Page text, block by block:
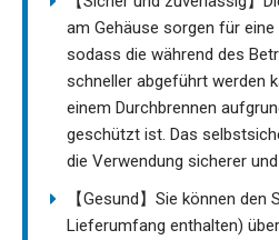
am Gehäuse sorgen für
sodass die während des
schneller abgeführt werden
einem Durchbrennen
geschützt ist. Das
die Verwendung sicherer
【Gesund】Sie können
Lieferumfang enthalten)